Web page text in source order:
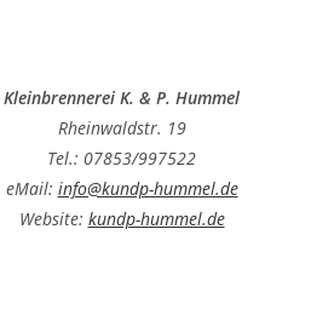
Kleinbrennerei K. & P. Hummel
Rheinwaldstr. 19
Tel.: 07853/997522
eMail: info@kundp-hummel.de
Website: kundp-hummel.de